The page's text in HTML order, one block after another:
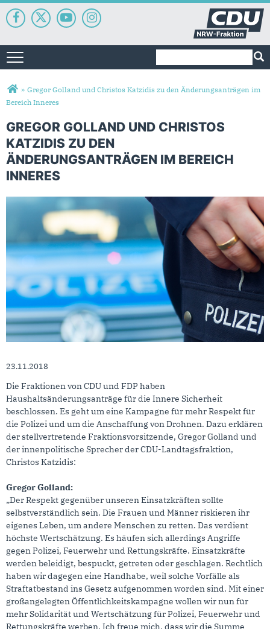
Toggle navigation
Sie sind hier
» Gregor Golland und Christos Katzidis zu den Änderungsanträgen im
Bereich Inneres
GREGOR GOLLAND UND CHRISTOS
KATZIDIS ZU DEN
ÄNDERUNGSANTRÄGEN IM BEREICH
INNERES
23.11.2018
Die Fraktionen von CDU und FDP haben
Haushaltsänderungsanträge für die Innere Sicherheit
beschlossen. Es geht um eine Kampagne für mehr Respekt für
die Polizei und um die Anschaffung von Drohnen. Dazu erklären
der stellvertretende Fraktionsvorsitzende, Gregor Golland und
der innenpolitische Sprecher der CDU-Landtagsfraktion,
Christos Katzidis:
Gregor Golland:
„Der Respekt gegenüber unseren Einsatzkräften sollte
selbstverständlich sein. Die Frauen und Männer riskieren ihr
eigenes Leben, um andere Menschen zu retten. Das verdient
höchste Wertschätzung. Es häufen sich allerdings Angriffe
gegen Polizei, Feuerwehr und Rettungskräfte. Einsatzkräfte
werden beleidigt, bespuckt, getreten oder geschlagen. Rechtlich
haben wir dagegen eine Handhabe, weil solche Vorfälle als
Straftatbestand ins Gesetz aufgenommen worden sind. Mit einer
großangelegten Öffentlichkeitskampagne wollen wir nun für
mehr Solidarität und Wertschätzung für Polizei, Feuerwehr und